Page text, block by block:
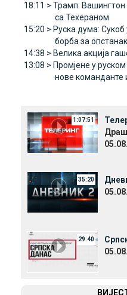
18:11 > Трамп: Вашингтон
са Техераном
15:20 > Руска дума: Сукоб
борба за
14:38 > Велика акција
13:08 > Промјене у
нове команданте
1:07:51
35:20
29:40